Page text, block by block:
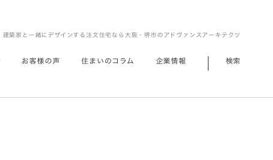
建築家と一緒にデザインする注文住宅なら大阪・堺市のアドヴァンスアーキテクツ
お客様の声 住まいのコラム 企業情報 検索